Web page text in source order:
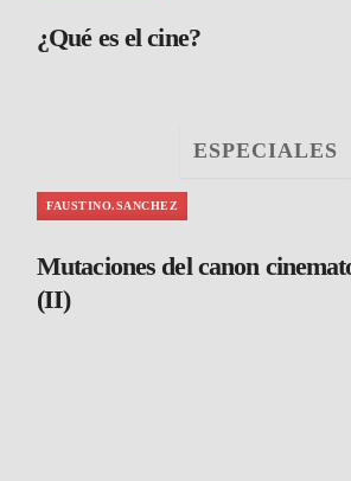
¿Qué es el cine?
ESPECIALES
FAUSTINO.SANCHEZ
Mutaciones del canon
(II)